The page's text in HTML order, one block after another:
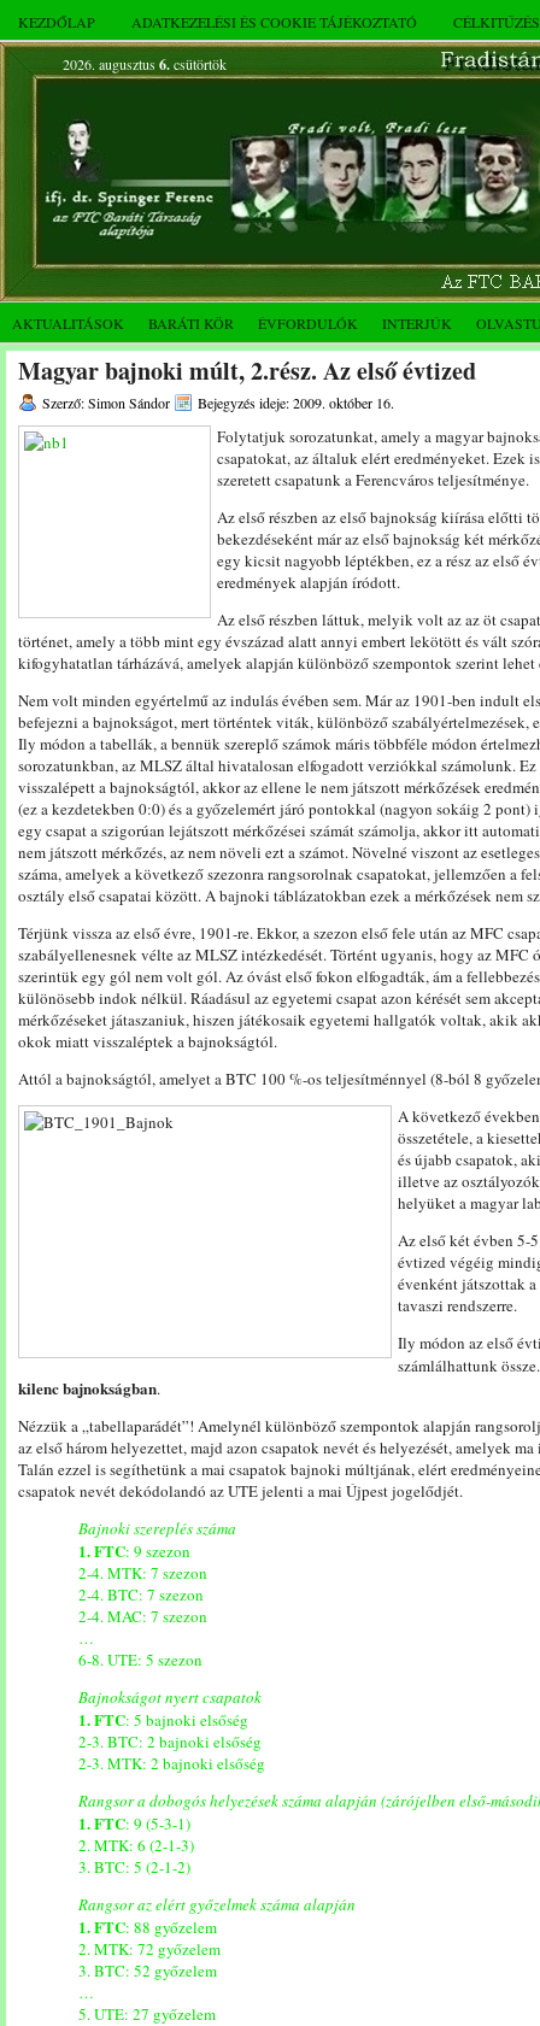
KEZDŐLAP ADATKEZELÉSI ÉS COOKIE TÁJÉKOZTATÓ
2026. augusztus 6.csütörtök
AKTUALITÁSOK BARÁTI KÖR ÉVFORDULÓK INTERJÚK
Magyar bajnoki múlt, 2.rész. Az első évtized
Szerző: Simon Sándor Bejegyzés ideje: 2009. október 16.
Folytatjuk sorozatunkat, amely a magyar
csapatokat, az általuk elért eredményeket. Ezek
szeretett csapatunk a Ferencváros teljesítménye.
Az első részben az első bajnokság kiírása előtti
bekezdéseként már az első bajnokság két
egy kicsit nagyobb léptékben, ez a rész az első
eredmények alapján íródott.
Az első részben láttuk, melyik volt az az öt
történet, amely a több mint egy évszázad alatt annyi embert lekötött és vált
kifogyhatatlan tárházává, amelyek alapján különböző szempontok szerint
Nem volt minden egyértelmű az indulás évében sem. Már az 1901-ben indult
befejezni a bajnokságot, mert történtek viták, különböző szabályértelmezések,
Ily módon a tabellák, a bennük szereplő számok máris többféle módon
sorozatunkban, az MLSZ által hivatalosan elfogadott verziókkal számolunk. Ez
visszalépett a bajnokságtól, akkor az ellene le nem játszott mérkőzések
(ez a kezdetekben 0:0) és a győzelemért járó pontokkal (nagyon sokáig 2 pont)
egy csapat a szigorúan lejátszott mérkőzései számát számolja, akkor itt
nem játszott mérkőzés, az nem növeli ezt a számot. Növelné viszont az
száma, amelyek a következő szezonra rangsorolnak csapatokat, jellemzően a
osztály első csapatai között. A bajnoki táblázatokban ezek a mérkőzések nem
Térjünk vissza az első évre, 1901-re. Ekkor, a szezon első fele után az MFC
szabályellenesnek vélte az MLSZ intézkedését. Történt ugyanis, hogy az MFC
szerintük egy gól nem volt gól. Az óvást első fokon elfogadták, ám a
különösebb indok nélkül. Ráadásul az egyetemi csapat azon kérését sem
mérkőzéseket játaszaniuk, hiszen játékosaik egyetemi hallgatók voltak, akik
okok miatt visszaléptek a bajnokságtól.
Attól a bajnokságtól, amelyet a BTC 100 %-os teljesítménnyel (8-ból 8
A következő
összetétele, a
és újabb csapatok,
illetve az
helyüket a magyar
Az első két évben 5-
évtized végéig
évenként játszottak
tavaszi rendszerre.
Ily módon az első
számlálhattunk
kilenc bajnokságban.
Nézzük a „tabellaparádét”! Amelynél különböző szempontok alapján
az első három helyezettet, majd azon csapatok nevét és helyezését, amelyek
Talán ezzel is segíthetünk a mai csapatok bajnoki múltjának, elért
csapatok nevét dekódolandó az UTE jelenti a mai Újpest jogelődjét.
Bajnoki szereplés száma
1. FTC: 9 szezon
2-4. MTK: 7 szezon
2-4. BTC: 7 szezon
2-4. MAC: 7 szezon
…
6-8. UTE: 5 szezon
Bajnokságot nyert csapatok
1. FTC: 5 bajnoki elsőség
2-3. BTC: 2 bajnoki elsőség
2-3. MTK: 2 bajnoki elsőség
Rangsor a dobogós helyezések száma alapján (zárójelben első-
1. FTC: 9 (5-3-1)
2. MTK: 6 (2-1-3)
3. BTC: 5 (2-1-2)
Rangsor az elért győzelmek száma alapján
1. FTC: 88 győzelem
2. MTK: 72 győzelem
3. BTC: 52 győzelem
…
5. UTE: 27 győzelem